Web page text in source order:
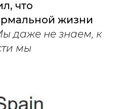
что
жизни
даже не знаем, к
мы